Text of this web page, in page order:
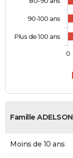
90-100 ans
Plus de 100 ans
0
Famille ADELSON
Moins de 10 ans